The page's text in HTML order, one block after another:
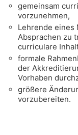
gemeinsam
vorzunehmen,
Lehrende eines
Absprachen zu
curriculare
formale
der
Vorhaben
größere
vorzubereiten.